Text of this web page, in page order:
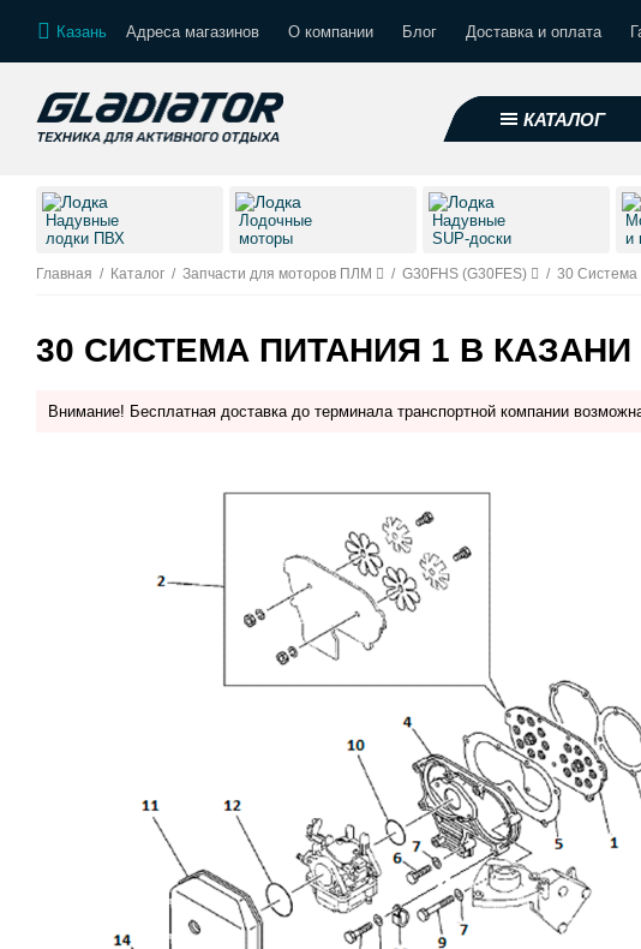
Казань Адреса магазинов О компании Блог Доставка и оплата
КАТАЛОГ
Надувные
лодки ПВХ
Лодочные
моторы
Надувные
SUP-доски
и
Главная / Каталог / Запчасти для моторов ПЛМ / G30FHS (G30FES) / 30 Система
30 СИСТЕМА ПИТАНИЯ 1 В КАЗАНИ
Внимание! Бесплатная доставка до терминала транспортной компании